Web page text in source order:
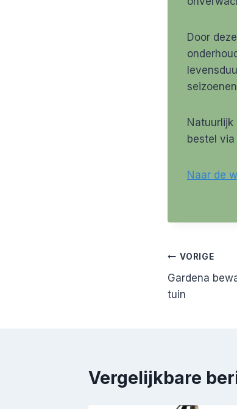
Door
Natuurlijk
bestel
Naar de
Bericht
VORIGE
Gardena
tuin
Vergelijkbare